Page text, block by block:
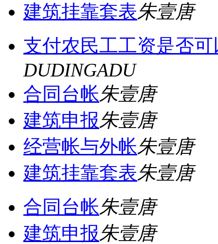
建筑挂靠套表朱壹唐
支付农民工工资是否
DUDINGADU
合同台帐朱壹唐
建筑申报朱壹唐
经营帐与外帐朱壹唐
建筑挂靠套表朱壹唐
合同台帐朱壹唐
建筑申报朱壹唐